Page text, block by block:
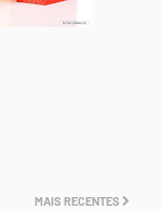
MAIS RECENTES